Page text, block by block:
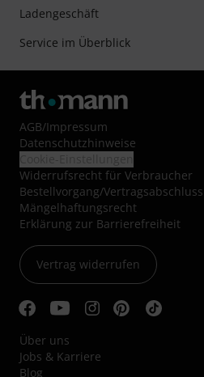
Ladengeschäft
Service im Überblick
AGB/Impressum
Datenschutzhinweise
Widerrufsrecht für Verbraucher
Bestellvorgang/Vertragsabschluss
Mängelhaftungsrecht
Erklärung zur Barrierefreiheit
Vertrag widerrufen
Über uns
Jobs & Karriere
Blog